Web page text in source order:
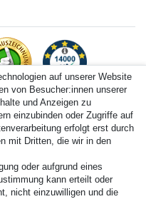
auf unserer Website
von Besucher:innen unserer
und Anzeigen zu
einzubinden oder Zugriffe auf
erfolgt erst durch
mit Dritten, die wir in den
oder aufgrund eines
kann erteilt oder
nicht einzuwilligen und die